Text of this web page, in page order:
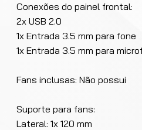
Conexões do painel frontal:
2x USB 2.0
1x Entrada 3.5 mm para fone
1x Entrada 3.5 mm para
Fans inclusas: Não possui
Suporte para fans:
Lateral: 1x 120 mm